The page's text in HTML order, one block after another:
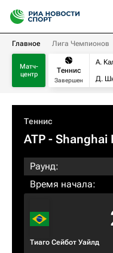
Главное Лига Чемпионов
Матч-
центр
Теннис
Завершен
А.
Д.
Теннис
ATP - Shanghai
Раунд:
Время начала:
Тиаго Сейбот Уайлд